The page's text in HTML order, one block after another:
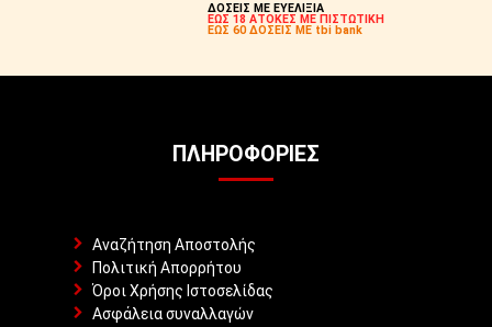
ΔΟΣΕΙΣ ΜΕ ΕΥΕΛΙΞΙΑ
ΕΩΣ 18 ΑΤΟΚΕΣ ΜΕ ΠΙΣΤΩΤΙΚΗ
ΕΩΣ 60 ΔΟΣΕΙΣ ΜΕ tbi bank
ΠΛΗΡΟΦΟΡΊΕΣ
Αναζήτηση Αποστολής
Πολιτική Απορρήτου
Όροι Χρήσης Ιστοσελίδας
Ασφάλεια συναλλαγών